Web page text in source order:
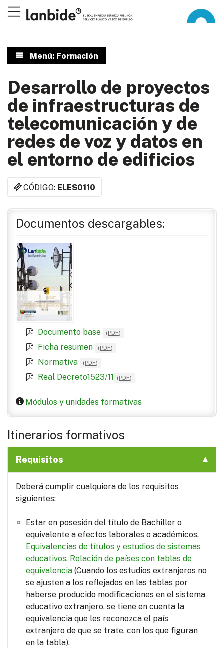
Menú: Formación
Desarrollo de proyectos
de infraestructuras de
telecomunicación y de
redes de voz y datos en
el entorno de edificios
CÓDIGO: ELES0110
Documentos descargables:
Documento base (PDF)
Ficha resumen (PDF)
Normativa (PDF)
Real Decreto1523/11 (PDF)
Módulos y unidades formativas
Itinerarios formativos
Requisitos
Deberá cumplir cualquiera de los requisitos
siguientes:
Estar en posesión del título de Bachiller o
equivalente a efectos laborales o académicos.
Equivalencias de títulos y estudios de sistemas
educativos. Relación de países con tablas de
equivalencia (Cuando los estudios extranjeros no
se ajusten a los reflejados en las tablas por
haberse producido modificaciones en el sistema
educativo extranjero, se tiene en cuenta la
equivalencia que les reconozca el país
extranjero de que se trate, con los que figuran
en la tabla).